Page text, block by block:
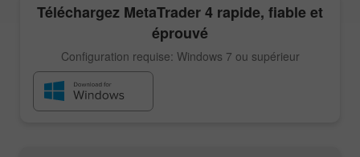
Téléchargez MetaTrader 4 rapide, fiable et
éprouvé
Configuration requise: Windows 7 ou supérieur